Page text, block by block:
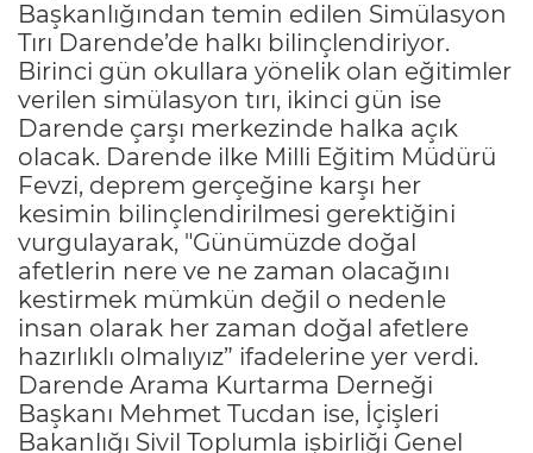
Başkanlığından temin edilen Simülasyon
Tırı Darende’de halkı bilinçlendiriyor.
Birinci gün okullara yönelik olan eğitimler
verilen simülasyon tırı, ikinci gün ise
Darende çarşı merkezinde halka açık
olacak. Darende ilke Milli Eğitim Müdürü
Fevzi, deprem gerçeğine karşı her
kesimin bilinçlendirilmesi gerektiğini
vurgulayarak, "Günümüzde doğal
afetlerin nere ve ne zaman olacağını
kestirmek mümkün değil o nedenle
insan olarak her zaman doğal afetlere
hazırlıklı olmalıyız” ifadelerine yer verdi.
Darende Arama Kurtarma Derneği
Başkanı Mehmet Tucdan ise, İçişleri
Bakanlığı Sivil Toplumla işbirliği Genel